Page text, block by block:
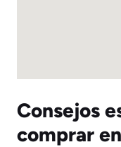
Consejos
comprar